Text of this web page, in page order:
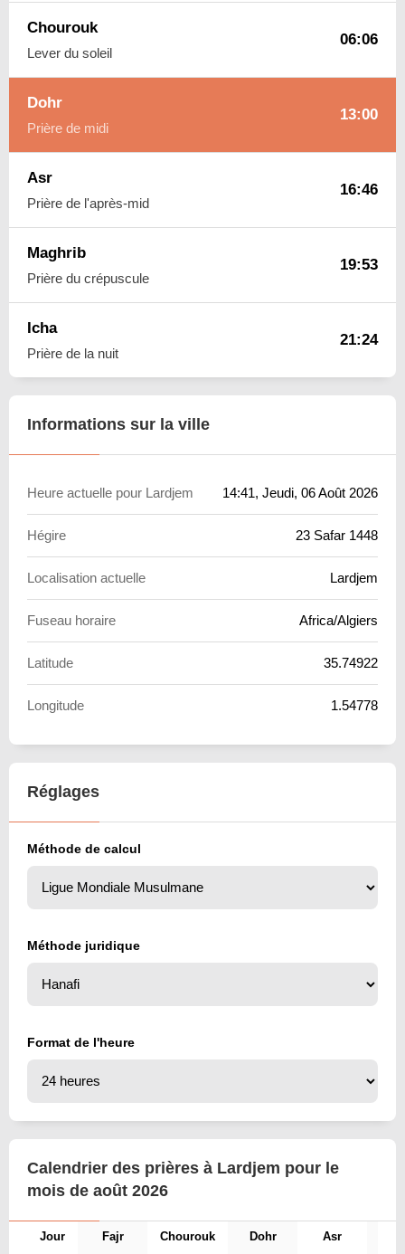
Chourouk
Lever du soleil
06:06
Dohr
Prière de midi
13:00
Asr
Prière de l'après-mid
16:46
Maghrib
Prière du crépuscule
19:53
Icha
Prière de la nuit
21:24
Informations sur la ville
Heure actuelle pour Lardjem 14:41, Jeudi, 06 Août 2026
Hégire 23 Safar 1448
Localisation actuelle Lardjem
Fuseau horaire Africa/Algiers
Latitude 35.74922
Longitude 1.54778
Réglages
Méthode de calcul
Méthode juridique
Format de l'heure
Calendrier des prières à Lardjem pour le
mois de août 2026
Jour Fajr Chourouk Dohr Asr